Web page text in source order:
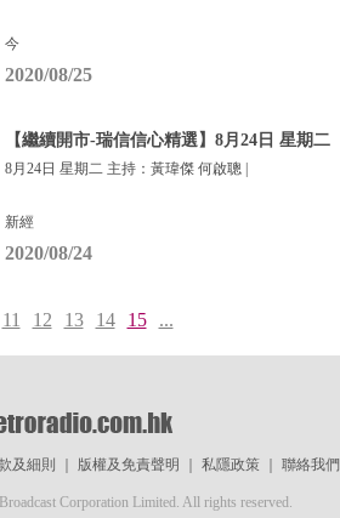
今
2020/08/25
【繼續開市-瑞信信心精選】8月24日 星期二
8月24日 星期二 主持：黃瑋傑 何啟聰 |
新經
2020/08/24
11 12 13 14 15 ...
及細則 版權及免責聲明 私隱政策｜ 聯絡我們
Corporation Limited. All rights reserved.